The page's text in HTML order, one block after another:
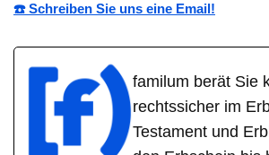
☎️ Schreiben Sie uns eine Email!
familum berät Sie
rechtssicher im
Testament und